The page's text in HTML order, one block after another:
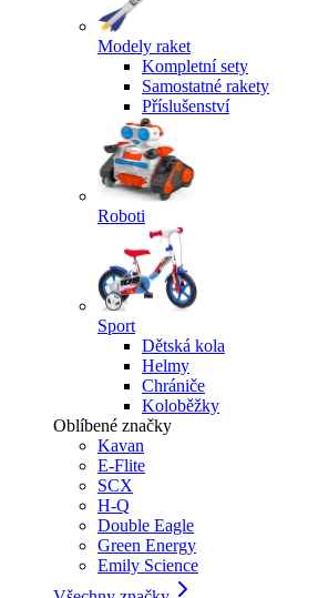
Modely raket
Kompletní sety
Samostatné rakety
Příslušenství
Roboti
Sport
Dětská kola
Helmy
Chrániče
Koloběžky
Oblíbené značky
Kavan
E-Flite
SCX
H-Q
Double Eagle
Green Energy
Emily Science